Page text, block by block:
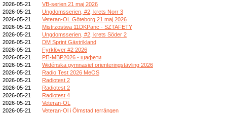
2026-05-21
VB-serien 21 maj 2026
2026-05-21
Ungdomsserien, #2, krets Norr 3
2026-05-21
Veteran-OL Göteborg 21 maj 2026
2026-05-21
Mistrzostwa 11DKPanc - SZTAFETY
2026-05-21
Ungdomsserien, #2, krets Söder 2
2026-05-21
DM Sprint Gästrikland
2026-05-21
Fyrklöver #2 2026
2026-05-21
РП-МВР2026 - щафети
2026-05-21
Widénska gymnasiet orienteringstävling 2026
2026-05-21
Radio Test 2026 MeOS
2026-05-21
Radiotest 2
2026-05-21
Radiotest 2
2026-05-21
Radiotest 4
2026-05-21
Veteran-OL
2026-05-21
Veteran-Ol i Ölmstad terrängen